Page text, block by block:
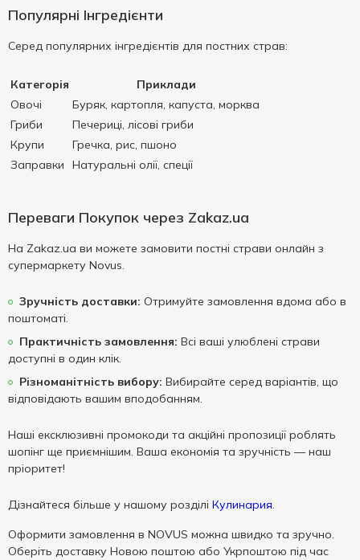
Популярні Інгредієнти
Серед популярних інгредієнтів для постних страв:
Категорія
Приклади
Овочі
Буряк, картопля, капуста, морква
Гриби
Печериці, лісові гриби
Крупи
Гречка, рис, пшоно
Заправки
Натуральні олії, спеції
Переваги Покупок через Zakaz.ua
На Zakaz.ua ви можете замовити постні страви онлайн з
супермаркету Novus.
Зручність доставки: Отримуйте замовлення вдома або в
поштоматі.
Практичність замовлення: Всі ваші улюблені страви
доступні в один клік.
Різноманітність вибору: Вибирайте серед варіантів, що
відповідають вашим вподобанням.
Наші ексклюзивні промокоди та акційні пропозиції роблять
шопінг ще приємнішим. Ваша економія та зручність — наш
пріоритет!
Дізнайтеся більше у нашому розділі Кулинария.
Оформити замовлення в NOVUS можна швидко та зручно.
Оберіть доставку Новою поштою або Укрпоштою під час